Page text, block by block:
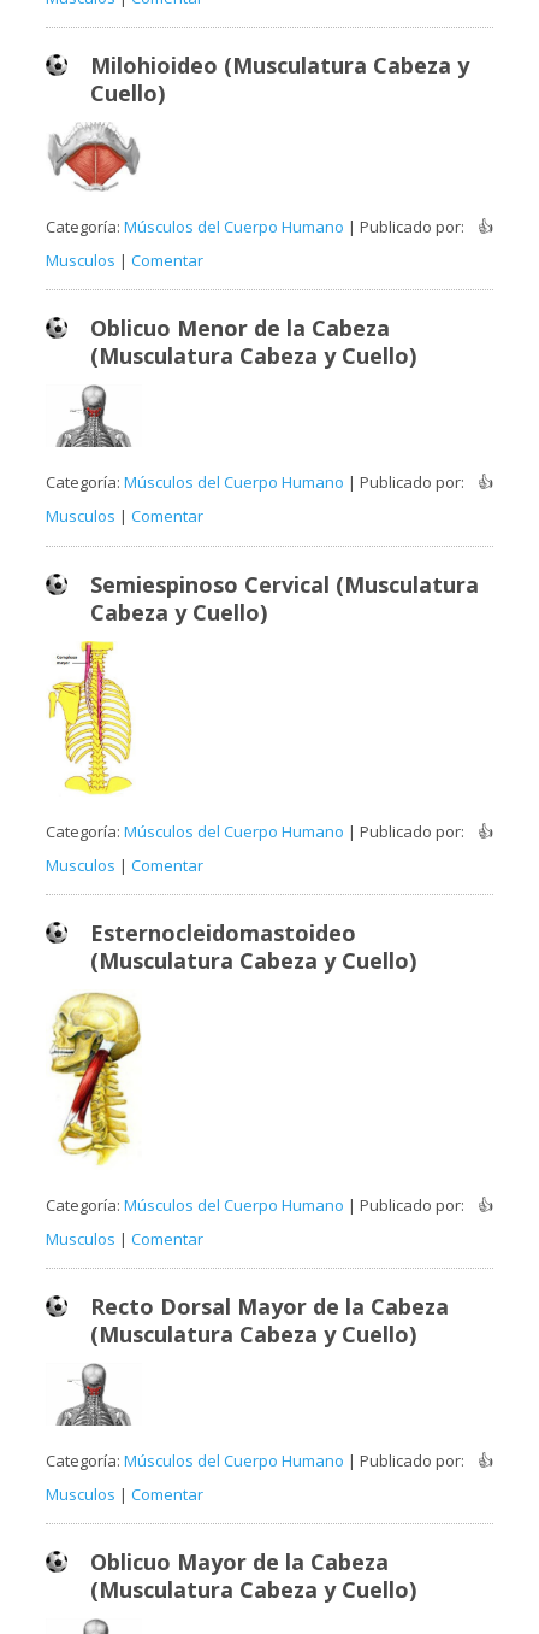
Milohioideo (Musculatura Cabeza y
Cuello)
👍
Categoría: Músculos del Cuerpo Humano | Publicado por:
Musculos | Comentar
Oblicuo Menor de la Cabeza
(Musculatura Cabeza y Cuello)
👍
Categoría: Músculos del Cuerpo Humano | Publicado por:
Musculos | Comentar
Semiespinoso Cervical (Musculatura
Cabeza y Cuello)
👍
Categoría: Músculos del Cuerpo Humano | Publicado por:
Musculos | Comentar
Esternocleidomastoideo
(Musculatura Cabeza y Cuello)
👍
Categoría: Músculos del Cuerpo Humano | Publicado por:
Musculos | Comentar
Recto Dorsal Mayor de la Cabeza
(Musculatura Cabeza y Cuello)
👍
Categoría: Músculos del Cuerpo Humano | Publicado por:
Musculos | Comentar
Oblicuo Mayor de la Cabeza
(Musculatura Cabeza y Cuello)